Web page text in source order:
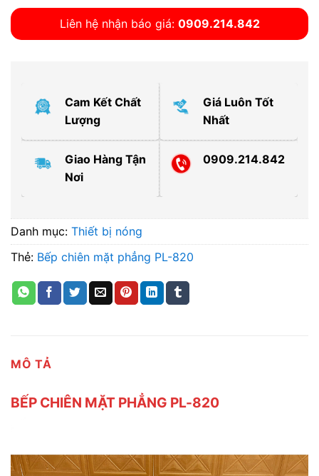
Liên hệ nhận báo giá: 0909.214.842
Cam Kết Chất
Lượng
Giá Luôn Tốt
Nhất
Giao Hàng Tận
Nơi
0909.214.842
Danh mục: Thiết bị nóng
Thẻ: Bếp chiên mặt phẳng PL-820
MÔ TẢ
BẾP CHIÊN MẶT PHẲNG PL-820